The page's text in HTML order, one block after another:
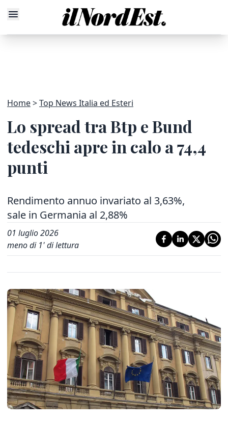
Home Top News Italia ed Esteri
Lo spread tra Btp e Bund
tedeschi apre in calo a 74,4
punti
Rendimento annuo invariato al 3,63%,
sale in Germania al 2,88%
01 luglio 2026
meno di 1' di lettura